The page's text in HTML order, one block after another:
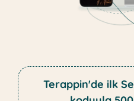
Terappin'de ilk